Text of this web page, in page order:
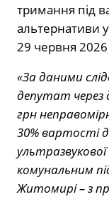
тримання під
альтернативи
29 червня
«За даними
депутат через
грн
30% вартості
комунальним
Житомирі – з